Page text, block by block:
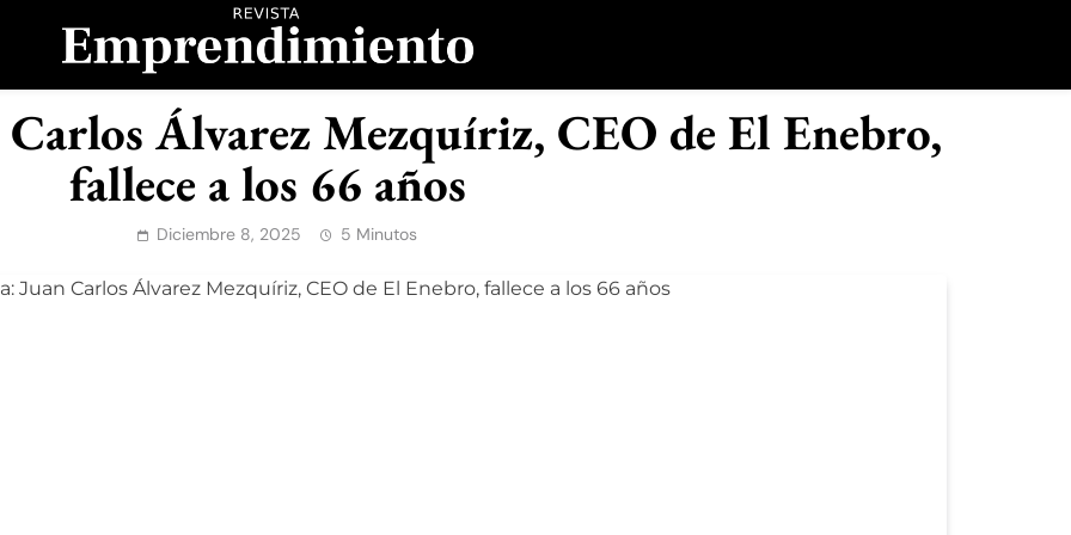
Emprendimiento
Álvarez Mezquíriz, CEO de El Enebro,
fallece a los 66 años
Diciembre 8, 2025 5 Minutos